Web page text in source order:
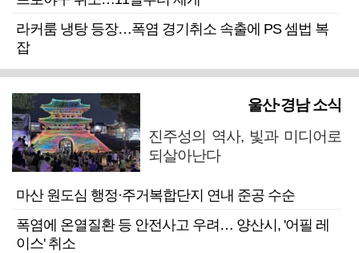
라커룸 냉탕 등장…폭염 경기취소 속출에 PS 셈법 복
잡
울산·경남 소식
진주성의 역사, 빛과 미디어로
되살아난다
마산 원도심 행정·주거복합단지 연내 준공 수순
폭염에 온열질환 등 안전사고 우려… 양산시, '어필 레
이스' 취소